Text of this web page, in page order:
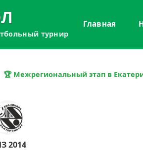
турнир
Главная
🏆 Межрегиональный этап в
2014